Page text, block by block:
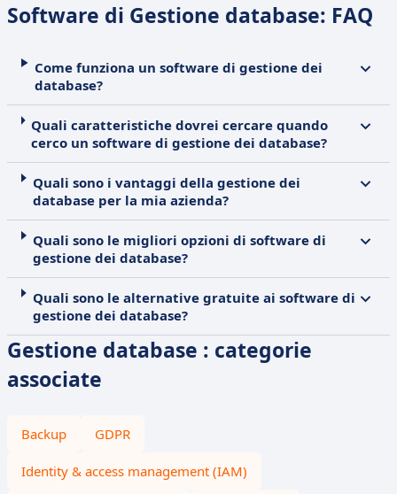
Software di Gestione database: FAQ
Come funziona un software di gestione dei
database?
Quali caratteristiche dovrei cercare quando
cerco un software di gestione dei database?
Quali sono i vantaggi della gestione dei
database per la mia azienda?
Quali sono le migliori opzioni di software di
gestione dei database?
Quali sono le alternative gratuite ai software di
gestione dei database?
Gestione database : categorie
associate
Backup GDPR
Identity & access management (IAM)